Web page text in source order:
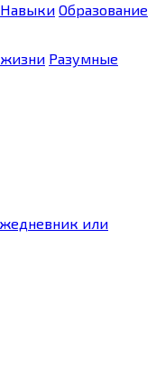
Навыки Образование
Разумные
или